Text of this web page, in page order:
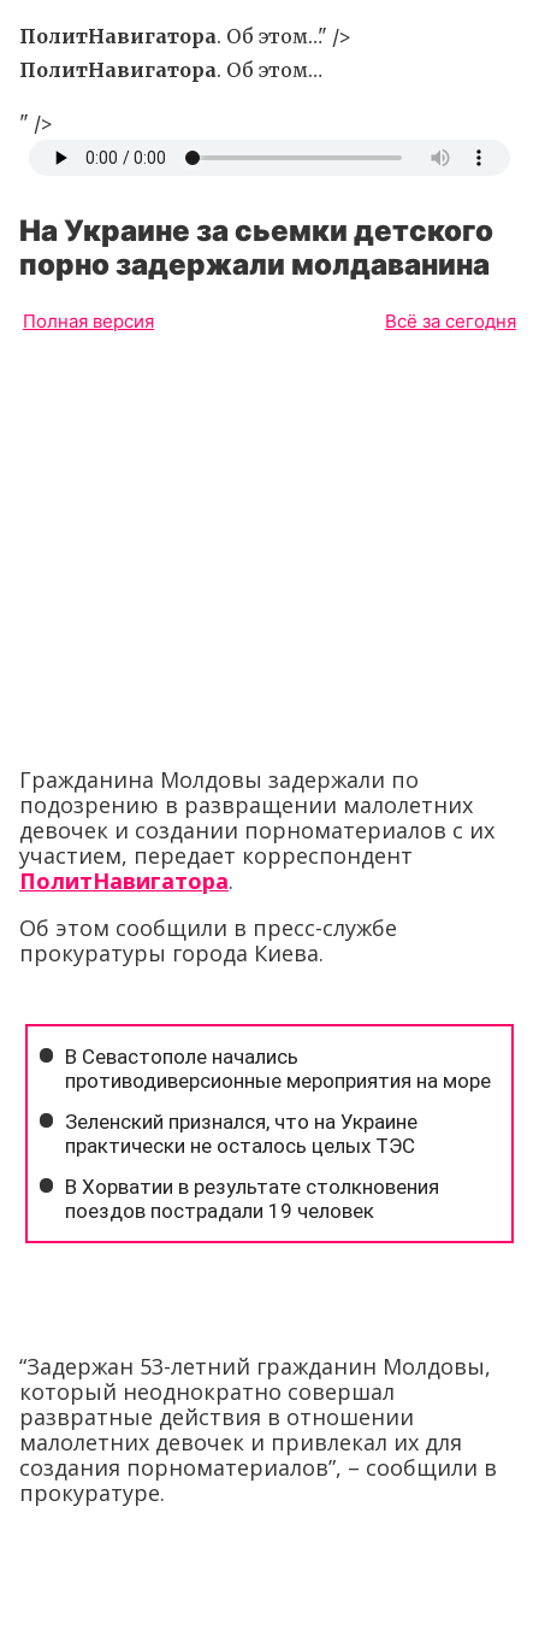
ПолитНавигатора. Об этом…" />
ПолитНавигатора. Об этом…
" />
На Украине за сьемки детского
порно задержали молдаванина
Полная версия Всё за сегодня
Гражданина Молдовы задержали по
подозрению в развращении малолетних
девочек и создании порноматериалов с их
участием, передает корреспондент
ПолитНавигатора.
Об этом сообщили в пресс-службе
прокуратуры города Киева.
“Задержан 53-летний гражданин Молдовы,
который неоднократно совершал
развратные действия в отношении
малолетних девочек и привлекал их для
создания порноматериалов”, – сообщили в
прокуратуре.